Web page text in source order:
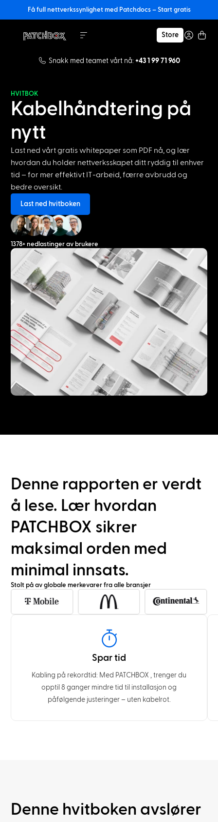
Få full nettverkssynlighet med Patchdocs – Start gratis
Store
Snakk med teamet vårt nå: +43 1 99 71 960
HVITBOK
Kabelhåndtering på
nytt
Last ned vårt gratis whitepaper som PDF nå, og lær
hvordan du holder nettverksskapet ditt ryddig til enhver
tid – for mer effektivt IT-arbeid, færre avbrudd og
bedre oversikt.
Last ned hvitboken
1378+ nedlastinger av brukere
Denne rapporten er verdt
å lese. Lær hvordan
PATCHBOX sikrer
maksimal orden med
minimal innsats.
Stolt på av globale merkevarer fra alle bransjer
Spar tid
Kabling på rekordtid: Med PATCHBOX , trenger du
opptil 8 ganger mindre tid til installasjon og
påfølgende justeringer – uten kabelrot.
Denne hvitboken avslører